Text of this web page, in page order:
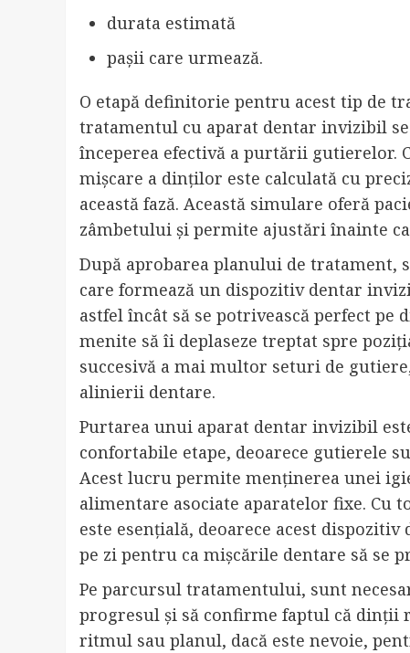
durata estimată
pașii care urmează.
O etapă definitorie pentru acest tip de
tratamentul cu aparat dentar invizibil
începerea efectivă a purtării gutierelor.
mișcare a dinților este calculată cu
această fază. Această simulare oferă
zâmbetului și permite ajustări înainte
După aprobarea planului de tratament,
care formează un dispozitiv dentar
astfel încât să se potrivească perfect pe
menite să îi deplaseze treptat spre
succesivă a mai multor seturi de
alinierii dentare.
Purtarea unui aparat dentar invizibil
confortabile etape, deoarece gutierele
Acest lucru permite menținerea unei
alimentare asociate aparatelor fixe. Cu
este esențială, deoarece acest
pe zi pentru ca mișcările dentare să se
Pe parcursul tratamentului, sunt
progresul și să confirme faptul că dinții
ritmul sau planul, dacă este nevoie,